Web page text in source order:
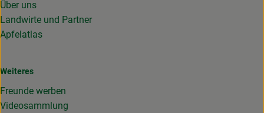
Über uns
Landwirte und Partner
Apfelatlas
Weiteres
Freunde werben
Videosammlung